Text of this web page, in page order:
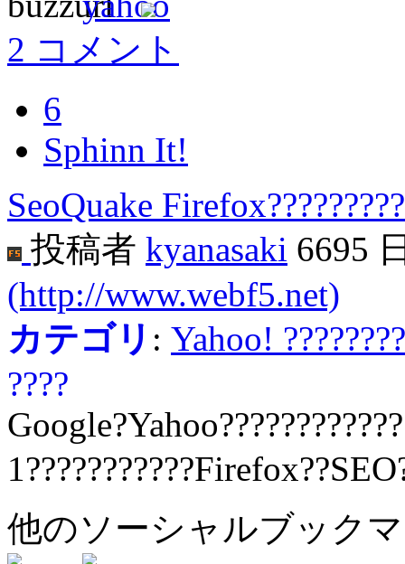
2 コメント
6
Sphinn It!
SeoQuake
投稿者 kyanasaki 6695
(http://www.webf5.net)
カテゴリ : Yahoo! ????????
????
他のソーシャルブック